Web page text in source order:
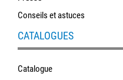
Conseils et astuces
CATALOGUES
Catalogue